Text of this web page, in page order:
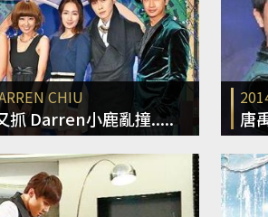
CHIU
抓 Darren小鹿亂撞..... 唐